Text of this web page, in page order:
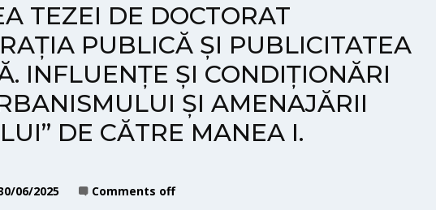
TEZEI DE DOCTORAT
PUBLICĂ ȘI PUBLICITATEA
INFLUENȚE ȘI CONDIȚIONĂRI
ȘI AMENAJĂRII
DE CĂTRE MANEA I.
06/2025 Comments off